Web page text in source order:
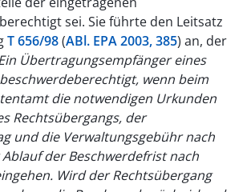
sei. Sie führte den Leitsatz
T 656/98(ABl. EPA 2003, 385) an, der
Übertragungsempfänger eines
wenn beim
die notwendigen Urkunden
Rechtsübergangs, der
und die Verwaltungsgebühr nach
der Beschwerdefrist nach
Wird der Rechtsübergang